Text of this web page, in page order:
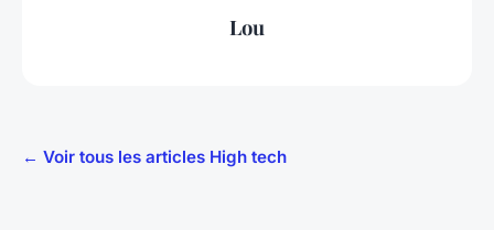
Lou
← Voir tous les articles High tech